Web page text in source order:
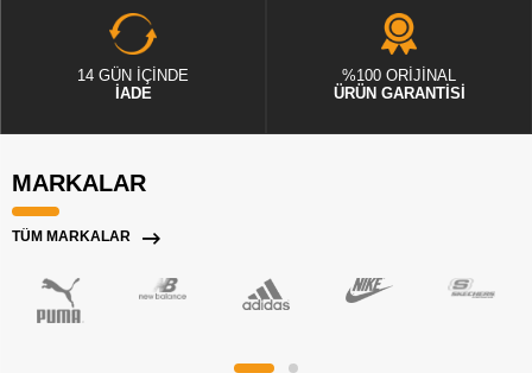
14 GÜN İÇİNDE
İADE
%100 ORİJİNAL
ÜRÜN GARANTİSİ
MARKALAR
TÜM MARKALAR